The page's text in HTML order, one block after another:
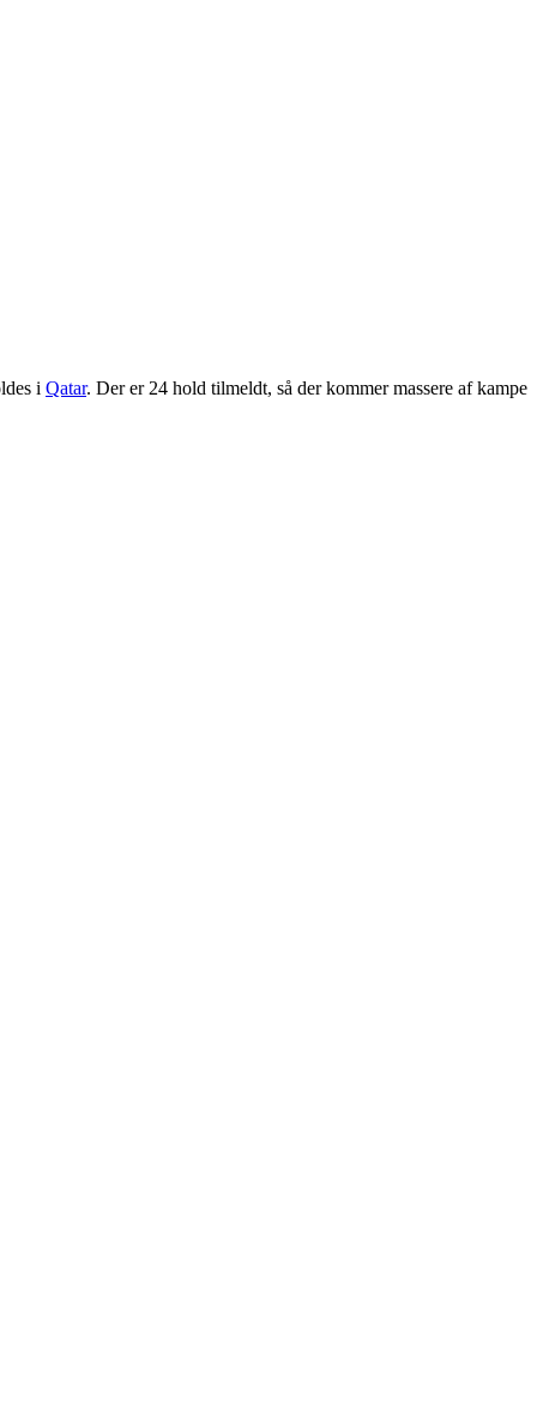
i Qatar. Der er 24 hold tilmeldt, så der kommer massere af kampe